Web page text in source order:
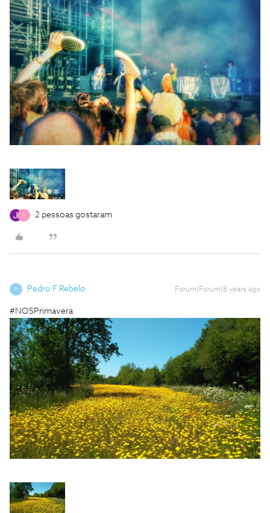
A 2 pessoas gostaram
P Pedro F Rebelo Forum|Forum|8 years ago
#NOSPrimavera